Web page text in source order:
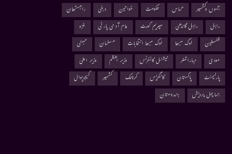
جموں وکشمیر
حماس حکومت خواتین دہلی
راجستھان
راہل
راہل گاندھی سپریم کورٹ عام آدمی پارٹی
غزہ
فلسطین
لوک سبھا لوک سبھا انتخابات مسلمان
ممبئی
مودی
مہاراشٹر نیشنل کانفرنس وزیر اعظم
وزیر اعلیٰ
پارلیمنٹ
پاکستان کانگریس کرناٹک کشمیر
کیجریوال
ہماچل پردیش
ہندوستان